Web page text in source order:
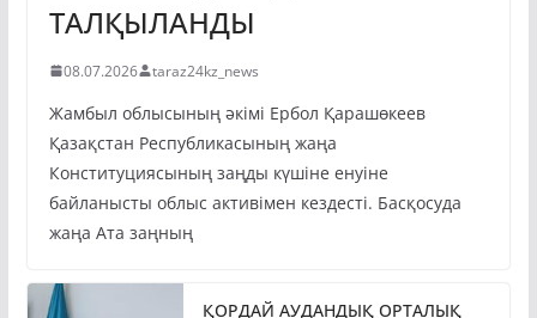
ТАЛҚЫЛАНДЫ
08.07.2026 taraz24kz_news
Жамбыл облысының әкімі Ербол Қарашөкеев
Қазақстан Республикасының жаңа
Конституциясының заңды күшіне енуіне
байланысты облыс активімен кездесті. Басқосуда
жаңа Ата заңның
ҚОРДАЙ АУДАНДЫҚ ОРТАЛЫҚ